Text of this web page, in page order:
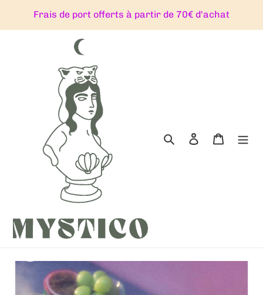
contenu
Frais de port offerts à partir de 70€ d'achat
RechercherSe connecter
Panier